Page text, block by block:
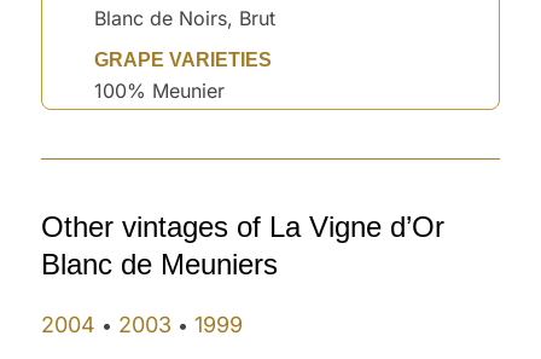
Blanc de Noirs, Brut
GRAPE VARIETIES
100% Meunier
Other vintages of La Vigne d’Or
Blanc de Meuniers
2004 • 2003 •1999